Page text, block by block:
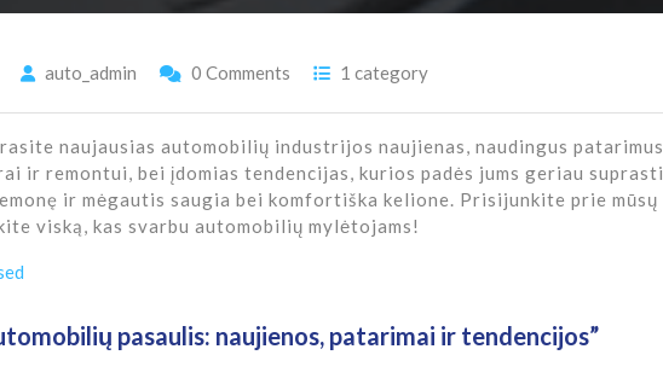
auto_admin 0 Comments 1 category
naujausias automobilių industrijos naujienas, naudingus patarimus
ir remontui, bei įdomias tendencijas, kurios padės jums geriau suprasti
ir mėgautis saugia bei komfortiška kelione. Prisijunkite prie mūsų
viską, kas svarbu automobilių mylėtojams!
pasaulis: naujienos, patarimai ir tendencijos”